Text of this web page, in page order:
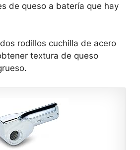
de queso a batería que hay
rodillos cuchilla de acero
textura de queso